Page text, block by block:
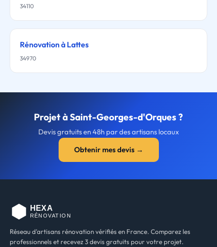
34110
Rénovation à Lattes
34970
Projet à Saint-Georges-d'Orques ?
Devis gratuits en 48h par des artisans locaux
Obtenir mes devis →
Réseau d'artisans rénovation vérifiés en France. Comparez les
professionnels et recevez 3 devis gratuits pour votre projet.